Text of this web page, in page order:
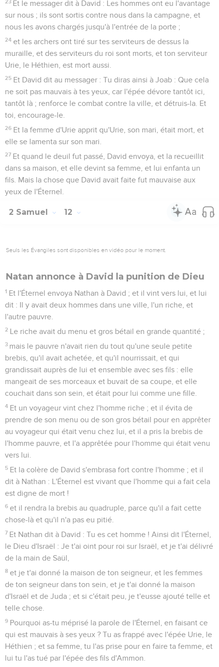
23 Et le messager dit à David : Les hommes ont eu l'avantage
sur nous ; ils sont sortis contre nous dans la campagne, et
nous les avons chargés jusqu'à l'entrée de la porte ;
24 et les archers ont tiré sur tes serviteurs de dessus la
muraille, et des serviteurs du roi sont morts, et ton serviteur
Urie, le Héthien, est mort aussi.
25 Et David dit au messager : Tu diras ainsi à Joab : Que cela
ne soit pas mauvais à tes yeux, car l'épée dévore tantôt ici,
tantôt là ; renforce le combat contre la ville, et détruis-la. Et
toi, encourage-le.
26 Et la femme d'Urie apprit qu'Urie, son mari, était mort, et
elle se lamenta sur son mari.
27 Et quand le deuil fut passé, David envoya, et la recueillit
dans sa maison, et elle devint sa femme, et lui enfanta un
fils. Mais la chose que David avait faite fut mauvaise aux
yeux de l'Éternel.
2 Samuel 12
Seuls les Évangiles sont disponibles en vidéo pour le moment.
Natan annonce à David la punition de Dieu
1 Et l'Éternel envoya Nathan à David ; et il vint vers lui, et lui
dit : Il y avait deux hommes dans une ville, l'un riche, et
l'autre pauvre.
2 Le riche avait du menu et gros bétail en grande quantité ;
3 mais le pauvre n'avait rien du tout qu'une seule petite
brebis, qu'il avait achetée, et qu'il nourrissait, et qui
grandissait auprès de lui et ensemble avec ses fils : elle
mangeait de ses morceaux et buvait de sa coupe, et elle
couchait dans son sein, et était pour lui comme une fille.
4 Et un voyageur vint chez l'homme riche ; et il évita de
prendre de son menu ou de son gros bétail pour en apprêter
au voyageur qui était venu chez lui, et il a pris la brebis de
l'homme pauvre, et l'a apprêtée pour l'homme qui était venu
vers lui.
5 Et la colère de David s'embrasa fort contre l'homme ; et il
dit à Nathan : L'Éternel est vivant que l'homme qui a fait cela
est digne de mort !
6 et il rendra la brebis au quadruple, parce qu'il a fait cette
chose-là et qu'il n'a pas eu pitié.
7 Et Nathan dit à David : Tu es cet homme ! Ainsi dit l'Éternel,
le Dieu d'Israël : Je t'ai oint pour roi sur Israël, et je t'ai délivré
de la main de Saül,
8 et je t'ai donné la maison de ton seigneur, et les femmes
de ton seigneur dans ton sein, et je t'ai donné la maison
d'Israël et de Juda ; et si c'était peu, je t'eusse ajouté telle et
telle chose.
9 Pourquoi as-tu méprisé la parole de l'Éternel, en faisant ce
qui est mauvais à ses yeux ? Tu as frappé avec l'épée Urie, le
Héthien ; et sa femme, tu l'as prise pour en faire ta femme, et
lui tu l'as tué par l'épée des fils d'Ammon.